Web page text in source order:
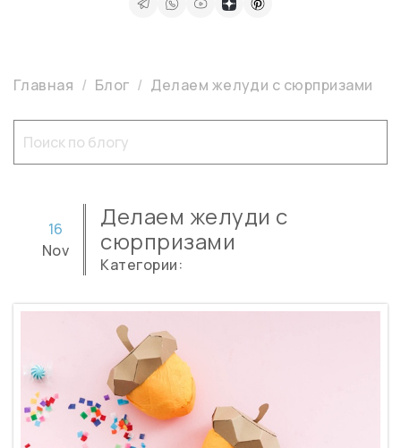
Главная Блог Делаем желуди с сюрпризами
Делаем желуди с
сюрпризами
16
Nov
Категории: